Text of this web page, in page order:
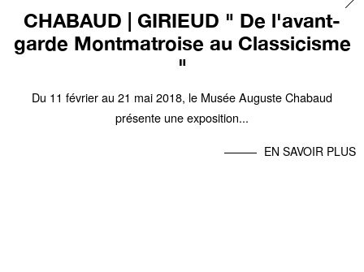
CHABAUD | GIRIEUD " De l'avant-
garde Montmatroise au Classicisme
"
Du 11 février au 21 mai 2018, le Musée Auguste Chabaud
présente une exposition...
EN SAVOIR PLUS